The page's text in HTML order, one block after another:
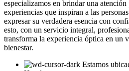
especializamos en brindar una
experiencias que inspiran a las
expresar su verdadera esencia con
esto, con un servicio integral,
transforma la experiencia óptica en un
bienestar.
Estamos